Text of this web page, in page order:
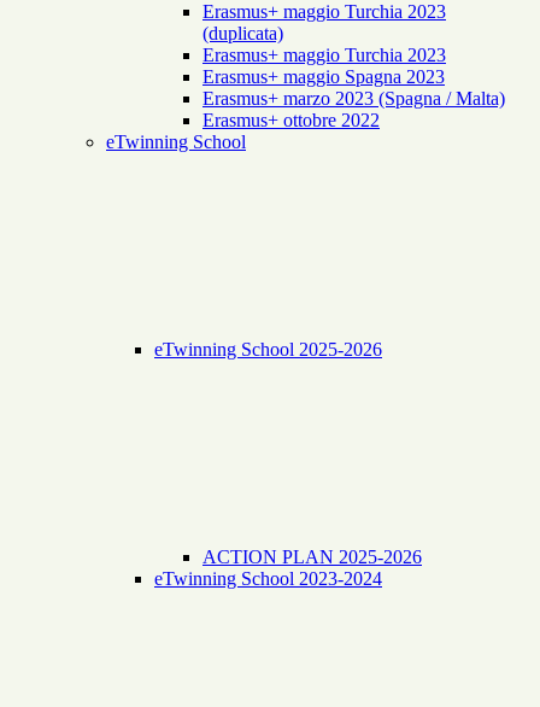
Erasmus+ maggio Turchia 2023
(duplicata)
Erasmus+ maggio Turchia 2023
Erasmus+ maggio Spagna 2023
Erasmus+ marzo 2023 (Spagna / Malta)
Erasmus+ ottobre 2022
eTwinning School
eTwinning School 2025-2026
ACTION PLAN 2025-2026
eTwinning School 2023-2024